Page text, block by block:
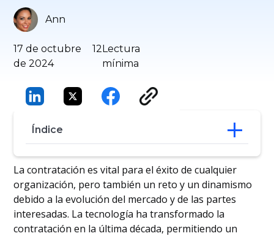
17 de octubre
de 2024
12Lectura
mínima
Ann
Índice
Contratación en la última década
El denominador común en el futuro de la
contratación
El futuro de la contratación: Qué esperar
El futuro de la contratación: vacantes en
el futuro
La contratación es vital para el éxito de cualquier
organización, pero también un reto y un dinamismo
debido a la evolución del mercado y de las partes
interesadas. La tecnología ha transformado la
contratación en la última década, permitiendo un